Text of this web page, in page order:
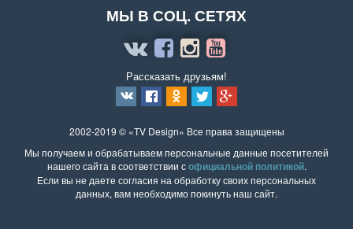
МЫ В СОЦ. СЕТЯХ
Рассказать друзьям!
2002-2019 © «TV Design» Все права защищены
Мы получаем и обрабатываем персональные данные посетителей
нашего сайта в соответствии софициальной политикой.
Если вы не даете согласия на обработку своих персональных
данных, вам необходимо покинуть наш сайт.